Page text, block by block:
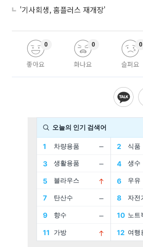
'기사회생, 홈플러스 재개장'
좋아요
0
화나요
0
슬퍼요
0